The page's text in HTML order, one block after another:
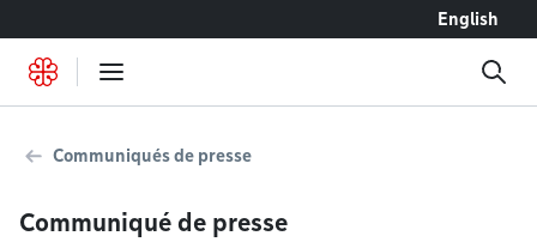
English
Communiqués de presse
Communiqué de presse